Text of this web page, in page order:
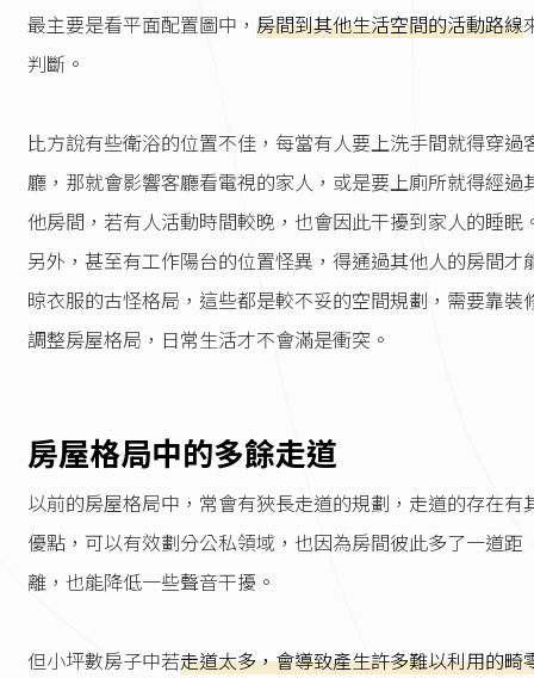
最主要是看平面配置圖中， 房間到其他生活空間的活動路線
判斷。
比方說有些衛浴的位置不佳，每當有人要上洗手間就得穿過
廳，那就會影響客廳看電視的家人，或是要上廁所就得經過
他房間，若有人活動時間較晚，也會因此干擾到家人的睡眠
另外，甚至有工作陽台的位置怪異，得通過其他人的房間才
晾衣服的古怪格局，這些都是較不妥的空間規劃，需要靠裝
調整房屋格局，日常生活才不會滿是衝突。
房屋格局中的多餘走道
以前的房屋格局中，常會有狹長走道的規劃，走道的存在有
優點，可以有效劃分公私領域，也因為房間彼此多了一道距
離，也能降低一些聲音干擾。
但小坪數房子中若走道太多，會導致產生許多難以利用的畸